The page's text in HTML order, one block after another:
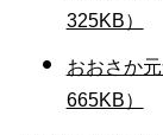
325KB）
おおさか
665KB）